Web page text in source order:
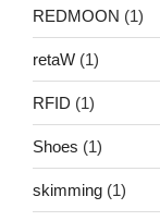
REDMOON (1)
retaW (1)
RFID (1)
Shoes (1)
skimming (1)